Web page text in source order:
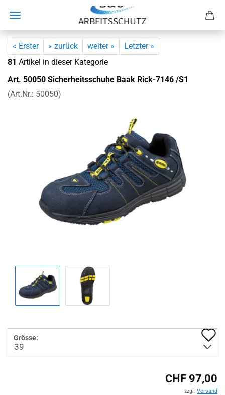
« Erster « zurück weiter »
Letzter »
81 Artikel in dieser Kategorie
Art. 50050 Si­cher­heits­schu­he Baak Rick-​7146 /S1
(Art.Nr.: 50050)
Grösse:
CHF 97,00
zzgl. Versand